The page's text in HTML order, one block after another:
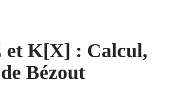
et K[X] : Calcul,
Bézout